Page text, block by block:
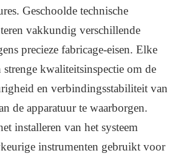
Geschoolde technische
vakkundig verschillende
precieze fabricage-eisen. Elke
strenge kwaliteitsinspectie om de
en verbindingsstabiliteit van
de apparatuur te waarborgen.
installeren van het systeem
instrumenten gebruikt voor